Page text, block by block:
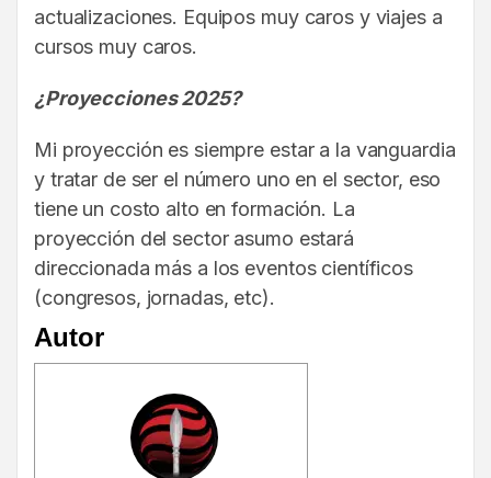
actualizaciones. Equipos muy caros y viajes a
cursos muy caros.
¿Proyecciones 2025?
Mi proyección es siempre estar a la vanguardia
y tratar de ser el número uno en el sector, eso
tiene un costo alto en formación. La
proyección del sector asumo estará
direccionada más a los eventos científicos
(congresos, jornadas, etc).
Autor